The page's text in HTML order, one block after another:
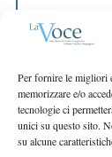
Per fornire le migliori
memorizzare e/o
tecnologie ci
unici su questo sito.
su alcune
Bilancio